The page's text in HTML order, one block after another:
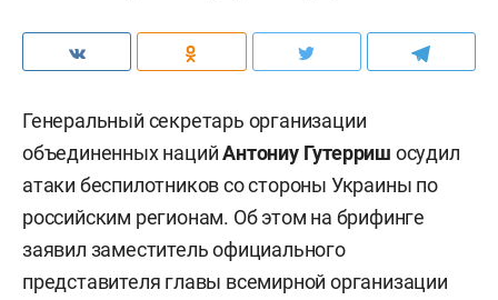
Генеральный секретарь организации
объединенных нацийАнтониу Гутерриш осудил
атаки беспилотников со стороны Украины по
российским регионам. Об этом на брифинге
заявил заместитель официального
представителя главы всемирной организации